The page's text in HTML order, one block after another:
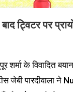
ट्विटर पर
शर्मा के विवादित
पारदीवाला ने